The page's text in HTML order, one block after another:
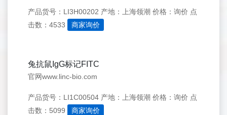
产品货号：LI3H00202 产地：上海领潮 价格：询价 点
击数：4533
商家询价
兔抗鼠IgG标记FITC
官网www.linc-bio.com
产品货号：LI1C00504 产地：上海领潮 价格：询价 点
击数：5099
商家询价